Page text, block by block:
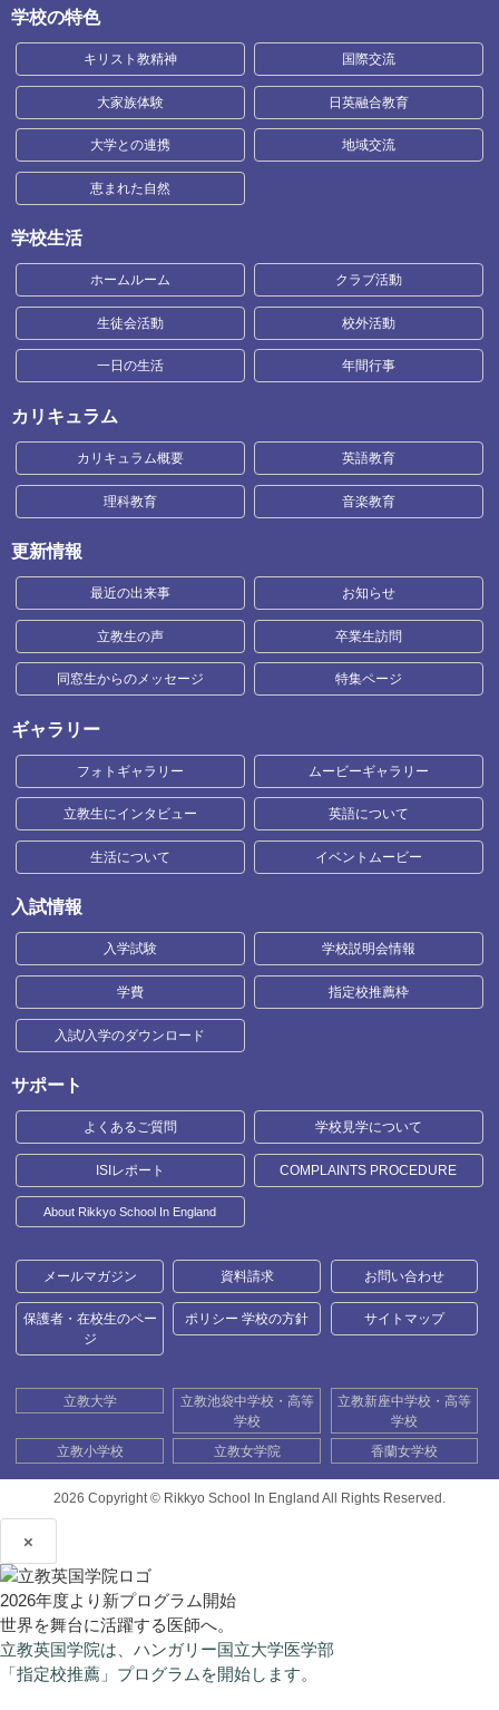
学校の特色
キリスト教精神 国際交流
大家族体験 日英融合教育
大学との連携 地域交流
恵まれた自然
学校生活
ホームルーム クラブ活動
生徒会活動 校外活動
一日の生活 年間行事
カリキュラム
カリキュラム概要 英語教育
理科教育 音楽教育
更新情報
最近の出来事 お知らせ
立教生の声 卒業生訪問
同窓生からのメッセージ 特集ページ
ギャラリー
フォトギャラリー ムービーギャラリー
立教生にインタビュー 英語について
生活について イベントムービー
入試情報
入学試験 学校説明会情報
学費 指定校推薦枠
入試/入学のダウンロード
サポート
よくあるご質問 学校見学について
ISIレポート COMPLAINTS PROCEDURE
About Rikkyo School In England
メールマガジン 資料請求 お問い合わせ
保護者・在校生のペー
ジ
ポリシー 学校の方針 サイトマップ
立教大学
立教池袋中学校・高等
学校
立教新座中学校・高等
学校
立教小学校
立教女学院 香蘭女学校
2026 Copyright © Rikkyo School In England All Rights Reserved.
×
2026年度より新プログラム開始
世界を舞台に活躍する医師へ。
立教英国学院は、ハンガリー国立大学医学部
「指定校推薦」プログラムを開始します。